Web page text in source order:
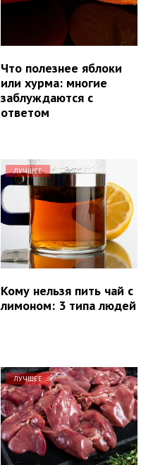
Что полезнее яблоки
или хурма: многие
заблуждаются с
ответом
ЛУЧШЕЕ
Кому нельзя пить чай с
лимоном: 3 типа людей
ЛУЧШЕЕ